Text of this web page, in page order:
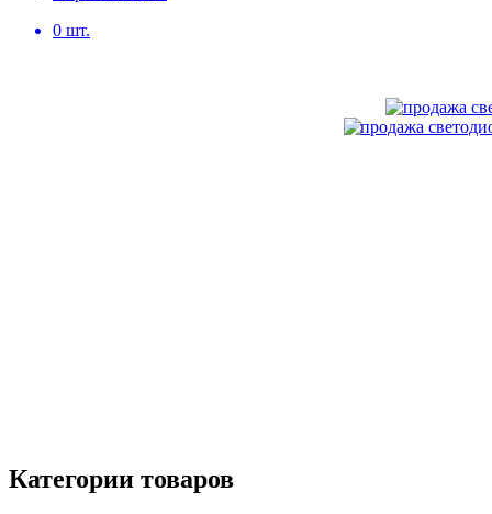
0 шт.
Категории товаров